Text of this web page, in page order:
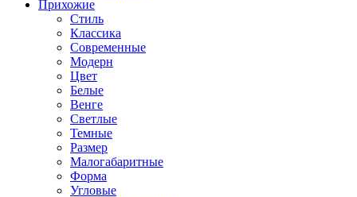
Прихожие
Стиль
Классика
Современные
Модерн
Цвет
Белые
Венге
Светлые
Темные
Размер
Малогабаритные
Форма
Угловые